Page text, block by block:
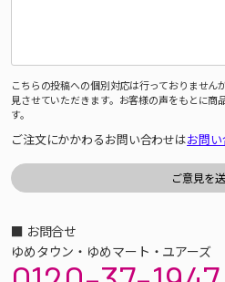
こちらの投稿への個別対応は行っておりません
見させていただきます。お客様の声をもとに商
す。
ご注文にかかわるお問い合わせはお問
■ お問合せ
ゆめタウン・ゆめマート・ユアーズ